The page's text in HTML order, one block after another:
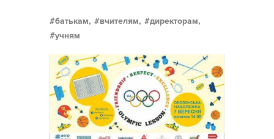
батькам, вчителям,
директорам,
учням